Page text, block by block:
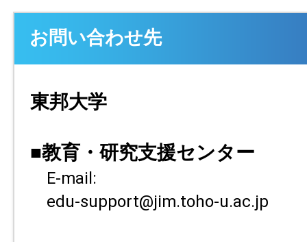
お問い合わせ先
東邦大学
■教育・研究支援センター
E-mail:
edu-support@jim.toho-u.ac.jp